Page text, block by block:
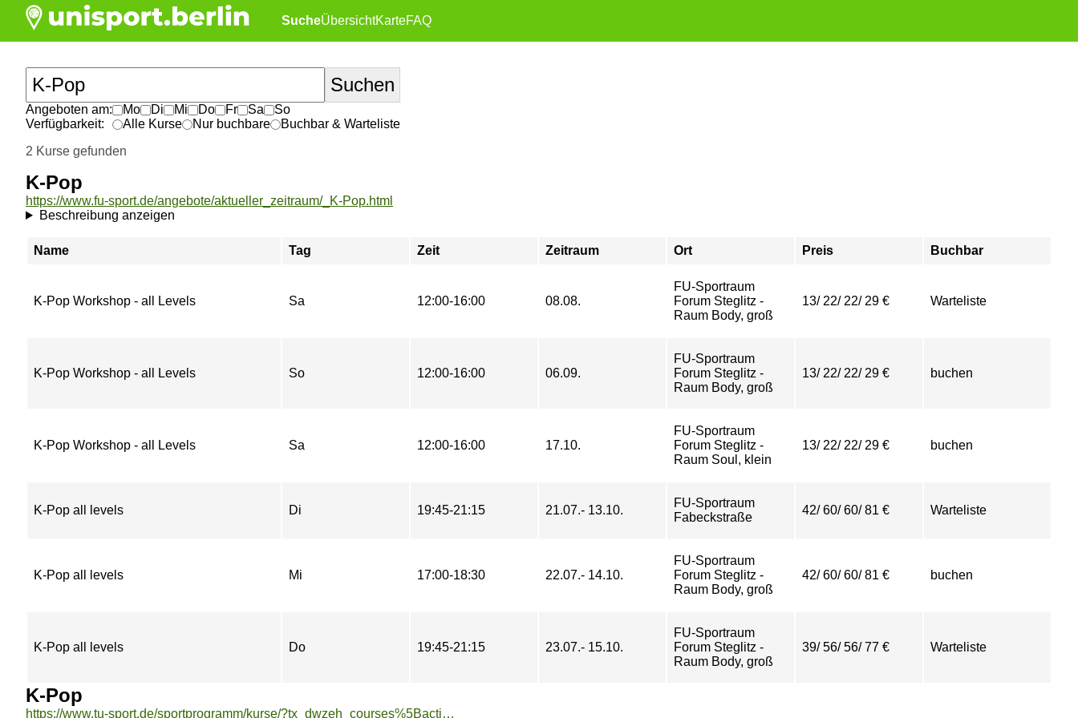
SucheÜbersichtKarteFAQ
Angeboten am: Mo Di Mi Do Fr Sa
So
Verfügbarkeit:
Alle Kurse Nur buchbare
Buchbar & Warteliste
2 Kurse gefunden
K-Pop
https://www.fu-sport.de/angebote/aktueller_zeitraum/_K-Pop.html
Beschreibung anzeigen
Name Tag Zeit Zeitraum Ort Preis Buchbar
K-Pop Workshop - all Levels Sa 12:00-16:00 08.08.
FU-Sportraum
Forum Steglitz -
Raum Body, groß
13/ 22/ 22/ 29 € Warteliste
K-Pop Workshop - all Levels So 12:00-16:00 06.09.
FU-Sportraum
Forum Steglitz -
Raum Body, groß
13/ 22/ 22/ 29 € buchen
K-Pop Workshop - all Levels Sa 12:00-16:00 17.10.
FU-Sportraum
Forum Steglitz -
Raum Soul, klein
13/ 22/ 22/ 29 € buchen
K-Pop all levels Di 19:45-21:15 21.07.- 13.10.
FU-Sportraum
Fabeckstraße
42/ 60/ 60/ 81 € Warteliste
K-Pop all levels Mi 17:00-18:30 22.07.- 14.10.
FU-Sportraum
Forum Steglitz -
Raum Body, groß
42/ 60/ 60/ 81 € buchen
K-Pop all levels Do 19:45-21:15 23.07.- 15.10.
FU-Sportraum
Forum Steglitz -
Raum Body, groß
39/ 56/ 56/ 77 € Warteliste
K-Pop
https://www.tu-sport.de/sportprogramm/kurse/?tx_dwzeh_courses%5Baction%5D=show&tx_dwzeh_courses%5BsportsDescription%5D=1465&cHash=2d0f97906cd704aaf0dd40a193c81881